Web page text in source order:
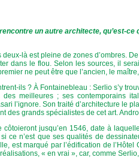
un autre architecte, qu’est-ce
deux-là est pleine de zones d’ombres.
dans le flou. Selon les sources, il
ne peut être que l’ancien, le
ils ? À Fontainebleau : Serlio s’y
des meilleures ; ses contemporains
l’ignore. Son traité d’architecture le
des grands spécialistes de cet art.
côtoieront jusqu’en 1546, date à
si ce n’est que ses qualités de
est marqué par l’édification de
« en vrai », car, comme